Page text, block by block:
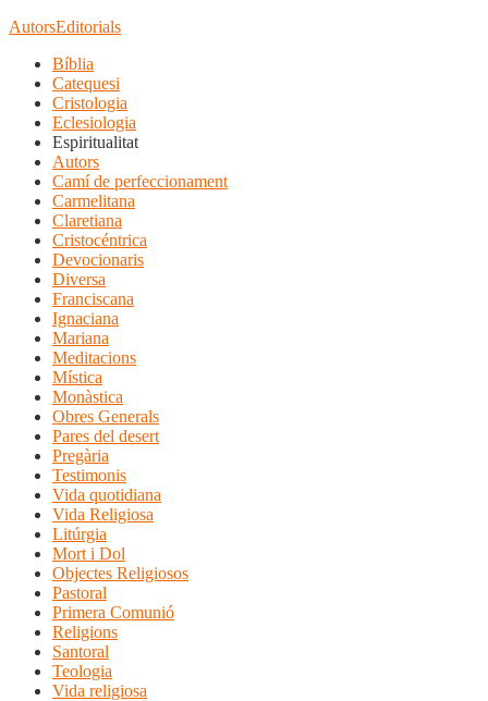
AutorsEditorials
Bíblia
Catequesi
Cristologia
Eclesiologia
Espiritualitat
Autors
Camí de perfeccionament
Carmelitana
Claretiana
Cristocéntrica
Devocionaris
Diversa
Franciscana
Ignaciana
Mariana
Meditacions
Mística
Monàstica
Obres Generals
Pares del desert
Pregària
Testimonis
Vida quotidiana
Vida Religiosa
Litúrgia
Mort i Dol
Objectes Religiosos
Pastoral
Primera Comunió
Religions
Santoral
Teologia
Vida religiosa